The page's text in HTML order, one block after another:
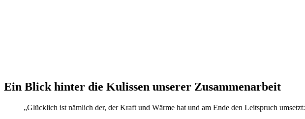
Ein Blick hinter die Kulissen unserer Zusammenarbeit
„Glücklich ist nämlich der, der Kraft und Wärme hat und am Ende den Leitspruch umsetzt: